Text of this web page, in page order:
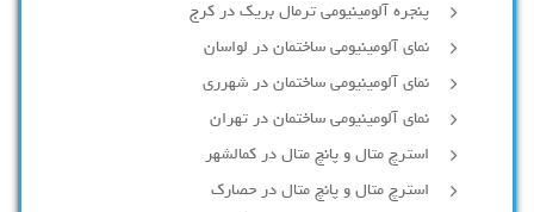
پنجره آلومینیومی ترمال بریک در کرج
نمای آلومینیومی ساختمان در لواسان
نمای آلومینیومی ساختمان در شهرری
نمای آلومینیومی ساختمان در تهران
استرچ متال و پانچ متال در کمالشهر
استرچ متال و پانچ متال در حصارك